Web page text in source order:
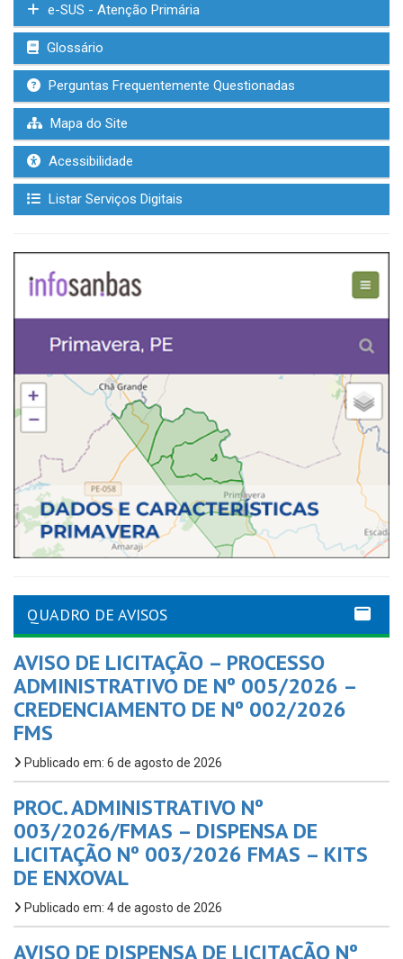
e-SUS - Atenção Primária
Glossário
Perguntas Frequentemente Questionadas
Mapa do Site
Acessibilidade
Listar Serviços Digitais
QUADRO DE AVISOS
AVISO DE LICITAÇÃO – PROCESSO
ADMINISTRATIVO DE Nº 005/2026 –
CREDENCIAMENTO DE Nº 002/2026
FMS
Publicado em: 6 de agosto de 2026
PROC. ADMINISTRATIVO Nº
003/2026/FMAS – DISPENSA DE
LICITAÇÃO Nº 003/2026 FMAS – KITS
DE ENXOVAL
Publicado em: 4 de agosto de 2026
AVISO DE DISPENSA DE LICITAÇÃO Nº